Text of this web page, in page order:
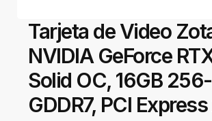
Tarjeta de Video
NVIDIA GeForce
Solid OC, 16GB
GDDR7, PCI